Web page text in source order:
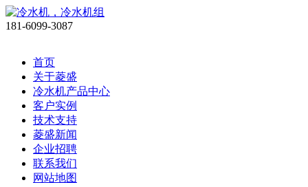
181-6099-3087
首页
关于菱盛
冷水机产品中心
客户实例
技术支持
菱盛新闻
企业招聘
联系我们
网站地图